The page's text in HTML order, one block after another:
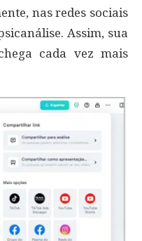
nas redes sociais
Assim, sua
cada vez mais